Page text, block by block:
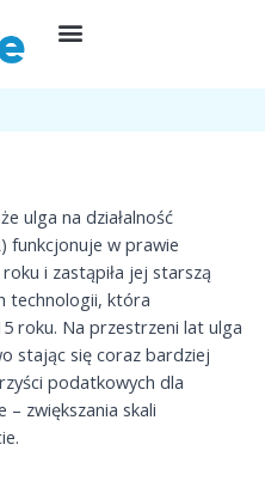
do wspierania innowacji
ulga na działalność
funkcjonuje w prawie
i zastąpiła jej starszą
technologii, która
roku. Na przestrzeni lat ulga
stając się coraz bardziej
podatkowych dla
zwiększania skali